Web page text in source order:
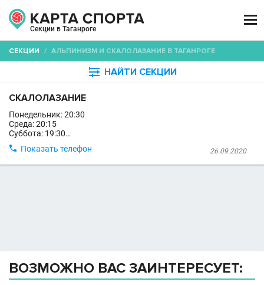
Секции в Таганроге

СЕКЦИИ / АЛЬПИНИЗМ И СКАЛОЛАЗАНИЕ В ТАГАНРОГЕ
 НАЙТИ СЕКЦИИ
СКАЛОЛАЗАНИЕ
Понедельник: 20:30
Среда: 20:15
Суббота: 19:30…
26.09.2020
 Показать телефон
ВОЗМОЖНО ВАС ЗАИНТЕРЕСУЕТ: